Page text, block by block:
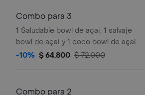
Combo para 3
1 Saludable bowl de açai, 1 salvaje
bowl de açai y 1 coco bowl de açai.
-10% $ 64.800 $ 72.000
Combo para 2